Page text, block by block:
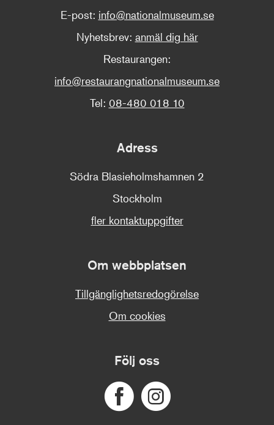
E-post: info@nationalmuseum.se
Nyhetsbrev: anmäl dig här
Restaurangen:
info@restaurangnationalmuseum.se
Tel: 08-480 018 10
Adress
Södra Blasieholmshamnen 2
Stockholm
fler kontaktuppgifter
Om webbplatsen
Tillgänglighetsredogörelse
Om cookies
Följ oss